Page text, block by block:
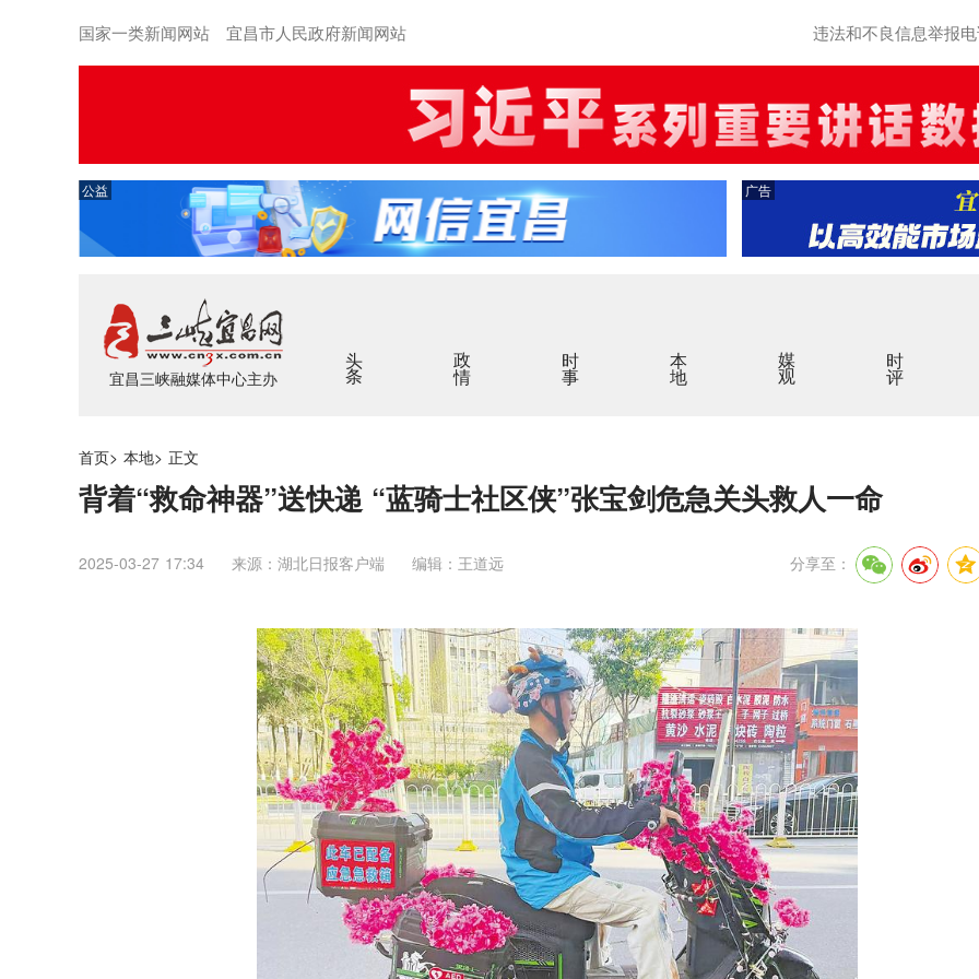
国家一类新闻网站 宜昌市人民政府新闻网站 违法和不良信息举报
公益 广告
宜昌三峡融媒体中心主办
头条 政情 时事 本地 媒观 时评
首页> 本地> 正文
背着“救命神器”送快递 “蓝骑士社区侠”张宝剑危急关头救人一命
2025-03-27 17:34 来源：湖北日报客户端 编辑：王道远 分享至：